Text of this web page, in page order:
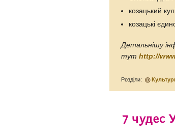
козацький
козацькі
Детальнішу
тутhttp://
Розділи: